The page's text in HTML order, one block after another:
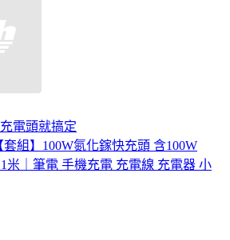
電頭就搞定
組】100W氮化鎵快充頭 含100W
米｜筆電 手機充電 充電線 充電器 小